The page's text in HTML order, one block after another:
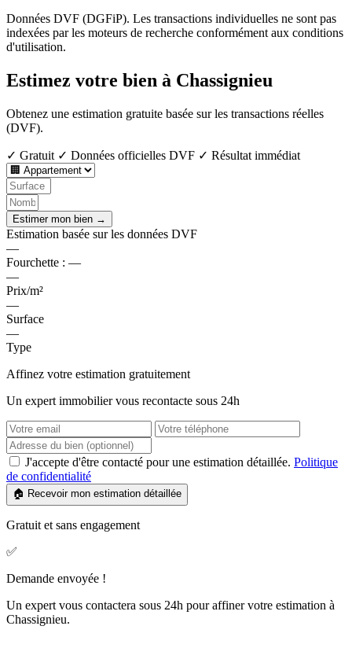
Données DVF (DGFiP). Les transactions individuelles ne sont pas
indexées par les moteurs de recherche conformément aux conditions
d'utilisation.
Estimez votre bien à Chassignieu
Obtenez une estimation gratuite basée sur les transactions réelles
(DVF).
✓ Gratuit ✓ Données officielles DVF ✓ Résultat immédiat
Estimer mon bien →
Estimation basée sur les données DVF
—
Fourchette : —
—
Prix/m²
—
Surface
—
Type
Affinez votre estimation gratuitement
Un expert immobilier vous recontacte sous 24h
J'accepte d'être contacté pour une estimation détaillée. Politique
de confidentialité
🏠 Recevoir mon estimation détaillée
Gratuit et sans engagement
✅
Demande envoyée !
Un expert vous contactera sous 24h pour affiner votre estimation à
Chassignieu.